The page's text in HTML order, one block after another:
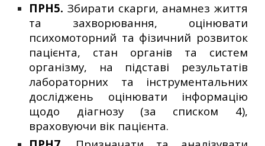
ПРН5. Збирати скарги, анамнез життя
та захворювання, оцінювати
психомоторний та фізичний розвиток
пацієнта, стан органів та систем
організму, на підставі результатів
лабораторних та інструментальних
досліджень оцінювати інформацію
щодо діагнозу (за списком 4),
враховуючи вік пацієнта.